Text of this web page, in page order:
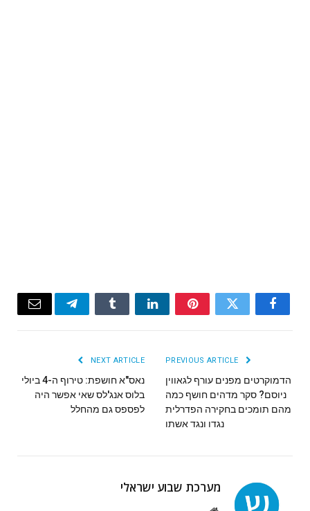
Facebook
Twitter
Pinterest
LinkedIn
Tumblr
Telegram
Email
הדמוקרטים מפנים עורף לגאווין
ניוסם? סקר מדהים חושף כמה
מהם תומכים בחקירה הפדרלית
נגדו ונגד אשתו
NEXT ARTICLE
נאס"א חושפת: טירוף ה-4 ביולי
בלוס אנג'לס שאי אפשר היה
לפספס גם מהחלל
מערכת שבוע ישראלי